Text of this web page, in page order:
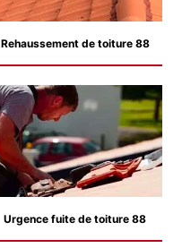
Rehaussement de toiture 88
Urgence fuite de toiture 88